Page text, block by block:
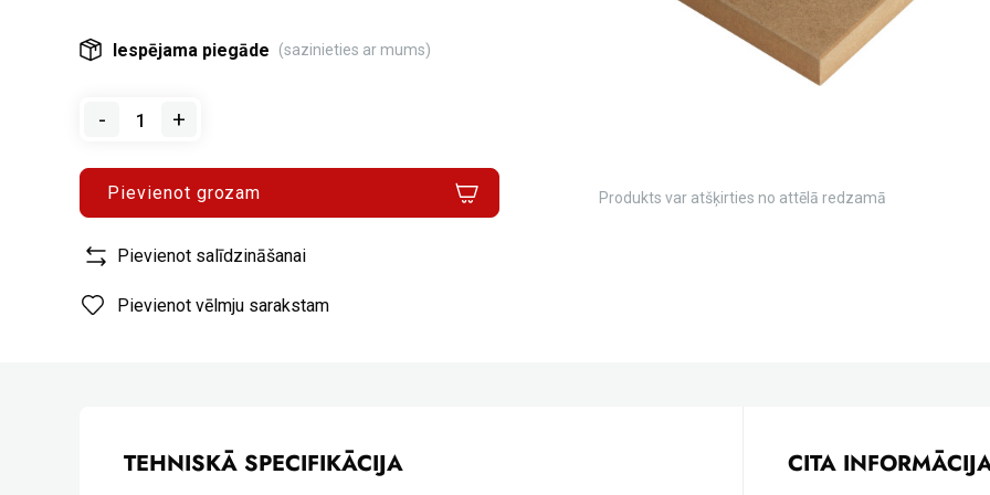
Iespējama piegāde (sazinieties ar mums)
- +
Pievienot grozam
Pievienot salīdzināšanai
Pievienot vēlmju sarakstam
Produkts var atšķirties no attēlā redzamā
TEHNISKĀ SPECIFIKĀCIJA CITA